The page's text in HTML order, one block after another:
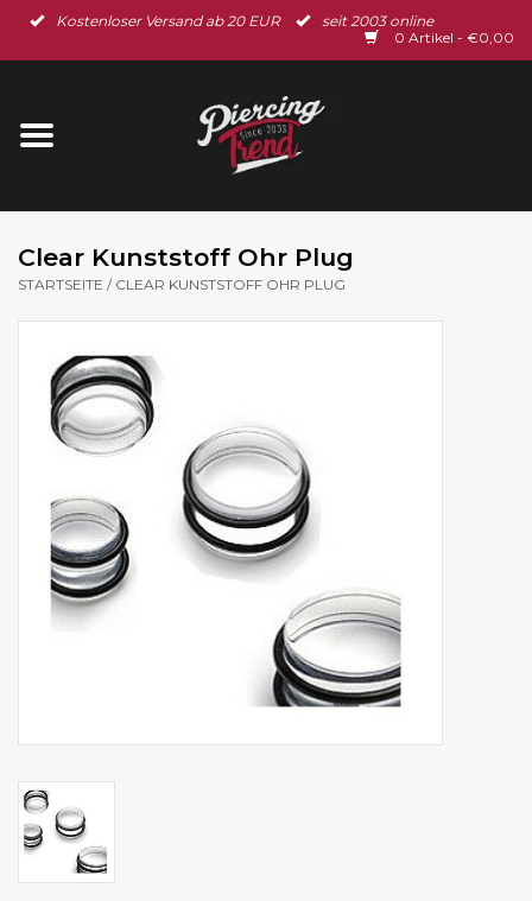
Kostenloser Versand ab 20 EUR
seit 2003 online
0 Artikel - €0,00
Startseite
Ohrschmuck
Gutscheine
% Sale %
BLOG
Clear Kunststoff Ohr Plug
STARTSEITE / CLEAR KUNSTSTOFF OHR PLUG